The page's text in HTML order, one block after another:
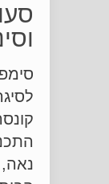
נאה,